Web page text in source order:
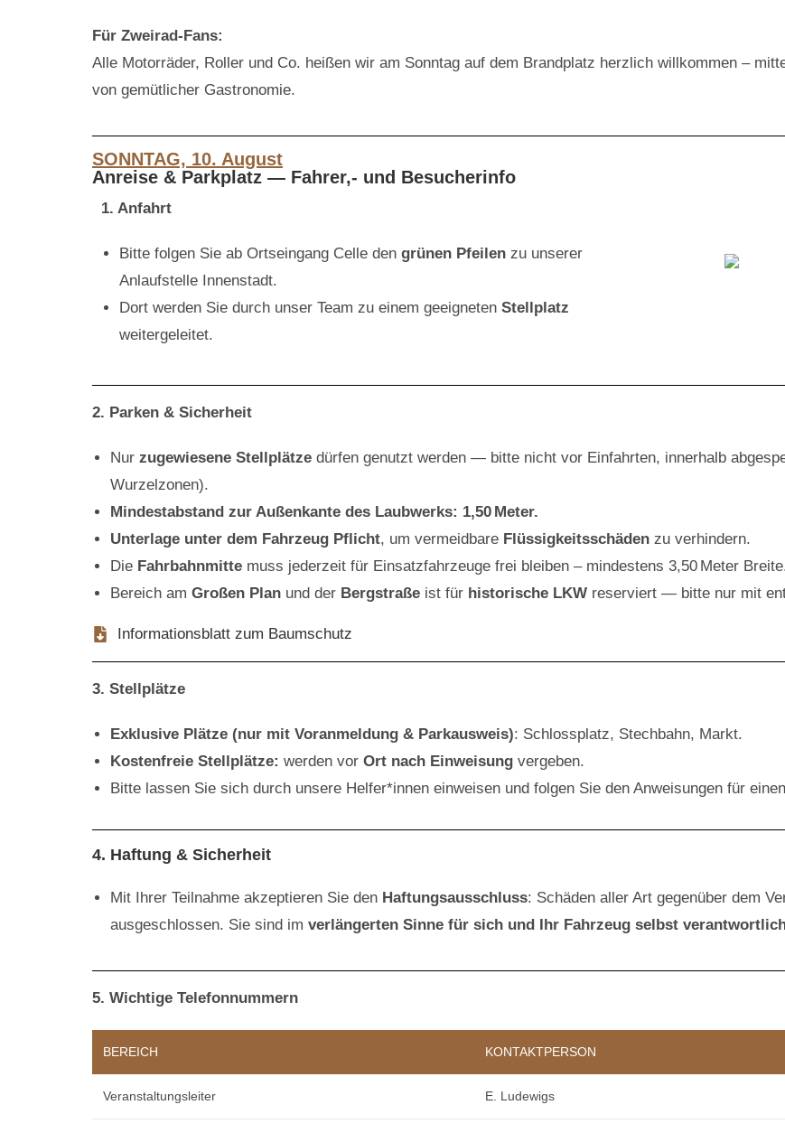
Für Zweirad-Fans:
Alle Motorräder, Roller und Co. heißen wir am Sonntag auf dem Brandplatz herzlich willkommen –
von gemütlicher Gastronomie.
SONNTAG, 10. August
Anreise & Parkplatz — Fahrer,- und Besucherinfo
1. Anfahrt
Bitte folgen Sie ab Ortseingang Celle den grünen Pfeilen zu unserer
Anlaufstelle Innenstadt.
Dort werden Sie durch unser Team zu einem geeigneten Stellplatz
weitergeleitet.
2. Parken & Sicherheit
Nur zugewiesene Stellplätze dürfen genutzt werden — bitte nicht vor Einfahrten, innerhalb
Wurzelzonen).
Mindestabstand zur Außenkante des Laubwerks: 1,50 Meter.
Unterlage unter dem Fahrzeug Pflicht, um vermeidbare Flüssigkeitsschäden zu verhindern.
Die Fahrbahnmitte muss jederzeit für Einsatzfahrzeuge frei bleiben – mindestens 3,50 Meter
Bereich am Großen Plan und der Bergstraße ist für historische LKW reserviert — bitte nur mit
Informationsblatt zum Baumschutz
3. Stellplätze
Exklusive Plätze (nur mit Voranmeldung & Parkausweis): Schlossplatz, Stechbahn, Markt.
Kostenfreie Stellplätze: werden vor Ort nach Einweisung vergeben.
Bitte lassen Sie sich durch unsere Helfer*innen einweisen und folgen Sie den Anweisungen für
4. Haftung & Sicherheit
Mit Ihrer Teilnahme akzeptieren Sie den Haftungsausschluss: Schäden aller Art gegenüber dem
ausgeschlossen. Sie sind im verlängerten Sinne für sich und Ihr Fahrzeug selbst
5. Wichtige Telefonnummern
BEREICH KONTAKTPERSON
Veranstaltungsleiter E. Ludewigs